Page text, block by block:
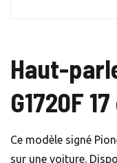
Haut-
G1720F
Ce modèle signé
sur une voiture.